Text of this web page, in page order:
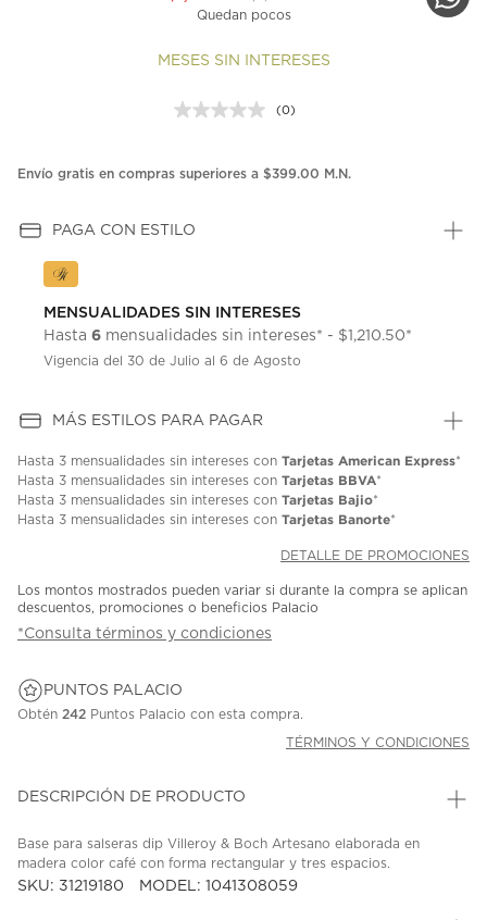
Quedan pocos
MESES SIN INTERESES
Sin
en
(0)
Envío gratis en compras superiores a $399.00 M.N.
PAGA CON ESTILO
MENSUALIDADES SIN INTERESES
Hasta 6 mensualidades sin intereses* - $1,210.50*
Vigencia del 30 de Julio al 6 de Agosto
MÁS ESTILOS PARA PAGAR
Hasta 3 mensualidades sin intereses con Tarjetas American Express*
Hasta 3 mensualidades sin intereses con Tarjetas BBVA*
Hasta 3 mensualidades sin intereses con Tarjetas Bajio*
Hasta 3 mensualidades sin intereses con Tarjetas Banorte*
DETALLE DE PROMOCIONES
Los montos mostrados pueden variar si durante la compra se aplican
descuentos, promociones o beneficios Palacio
*Consulta términos y condiciones
PUNTOS PALACIO
Obtén 242 Puntos Palacio con esta compra.
TÉRMINOS Y CONDICIONES
DESCRIPCIÓN DE PRODUCTO
Base para salseras dip Villeroy & Boch Artesano elaborada en
madera color café con forma rectangular y tres espacios.
SKU: 31219180 MODEL: 1041308059